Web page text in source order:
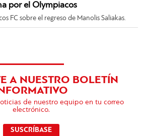
por el Olympiacos
FC sobre el regreso de Manolis Saliakas.
A NUESTRO BOLETÍN
de nuestro equipo en tu correo
electrónico.
SUSCRÍBASE